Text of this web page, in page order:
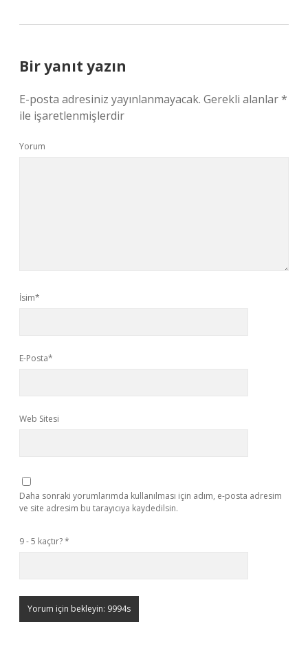
Bir yanıt yazın
E-posta adresiniz yayınlanmayacak. Gerekli alanlar*
ile işaretlenmişlerdir
Yorum
İsim*
E-Posta*
Web Sitesi
Daha sonraki yorumlarımda kullanılması için adım, e-posta adresim
ve site adresim bu tarayıcıya kaydedilsin.
9 - 5 kaçtır?*